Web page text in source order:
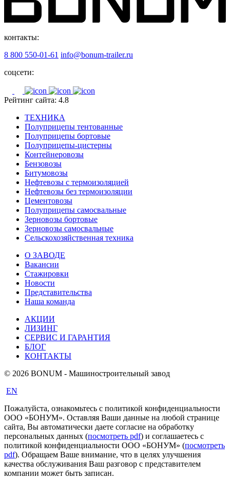
контакты:
8 800 550-01-61 info@bonum-trailer.ru
соцсети:
Рейтинг сайта: 4.8
ТЕХНИКА
Полуприцепы тентованные
Полуприцепы бортовые
Полуприцепы-цистерны
Контейнеровозы
Бензовозы
Битумовозы
Нефтевозы с термоизоляцией
Нефтевозы без термоизоляции
Цементовозы
Полуприцепы самосвальные
Зерновозы бортовые
Зерновозы самосвальные
Сельскохозяйственная техника
О ЗАВОДЕ
Вакансии
Стажировки
Новости
Представительства
Наша команда
АКЦИИ
ЛИЗИНГ
СЕРВИС И ГАРАНТИЯ
БЛОГ
КОНТАКТЫ
© 2026 BONUM - Машиностроительный завод
EN
Пожалуйста, ознакомьтесь с политикой конфиденциальности
ООО «БОНУМ». Оставляя Ваши данные на любой странице
сайта, Вы автоматически даете согласие на обработку
персональных данных (посмотреть pdf) и соглашаетесь с
политикой конфиденциальности ООО «БОНУМ» (посмотреть
pdf). Обращаем Ваше внимание, что в целях улучшения
качества обслуживания Ваш разговор с представителем
компании может быть записан.